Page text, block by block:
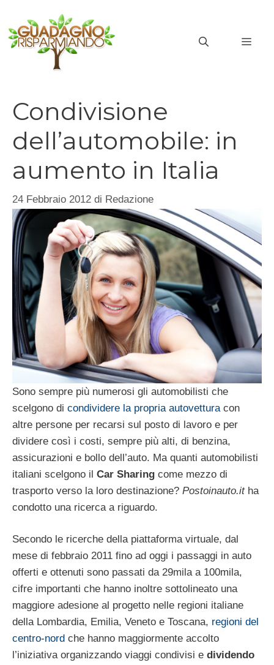
contenuto
Condivisione
dell’automobile: in
aumento in Italia
24 Febbraio 2012 di Redazione
Sono sempre più numerosi gli automobilisti che
scelgono di condividere la propria autovettura con
altre persone per recarsi sul posto di lavoro e per
dividere così i costi, sempre più alti, di benzina,
assicurazioni e bollo dell’auto. Ma quanti automobilisti
italiani scelgono il Car Sharing come mezzo di
trasporto verso la loro destinazione? Postoinauto.it ha
condotto una ricerca a riguardo.
Secondo le ricerche della piattaforma virtuale, dal
mese di febbraio 2011 fino ad oggi i passaggi in auto
offerti e ottenuti sono passati da 29mila a 100mila,
cifre importanti che hanno inoltre sottolineato una
maggiore adesione al progetto nelle regioni italiane
della Lombardia, Emilia, Veneto e Toscana, regioni del
centro-nord che hanno maggiormente accolto
l’iniziativa organizzando viaggi condivisi e dividendo